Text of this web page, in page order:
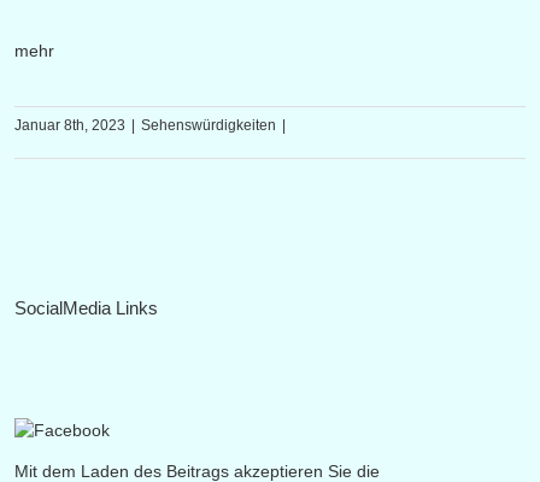
mehr
Januar 8th, 2023 Sehenswürdigkeiten
SocialMedia Links
Mit dem Laden des Beitrags akzeptieren Sie die